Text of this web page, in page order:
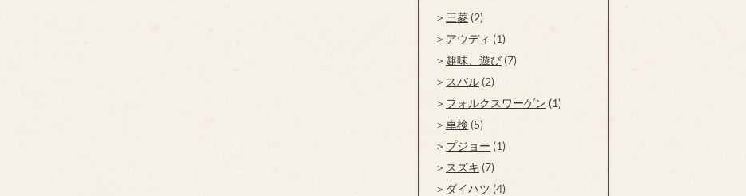
三菱 (2)
アウディ (1)
趣味、遊び (7)
スバル (2)
フォルクスワーゲン (1)
車検 (5)
プジョー (1)
スズキ (7)
ダイハツ (4)